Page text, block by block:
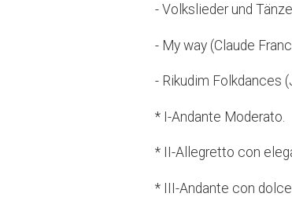
- Volkslieder und
- My way (Claude
- Rikudim Folkdances
* I-Andante Moderato.
* II-Allegretto con
* III-Andante con